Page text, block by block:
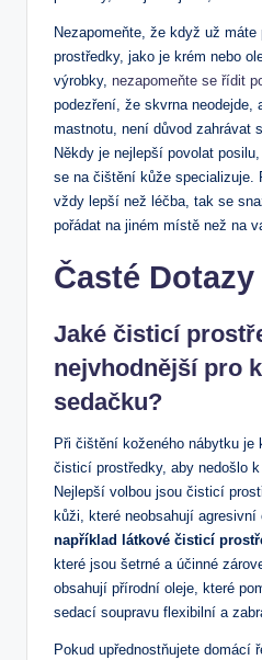
Nezapomeňte, že když už
prostředky, jako je krém nebo
výrobky, nezapomeňte se řídit
podezření, že skvrna neodejde,
mastnotu, není důvod zahrávat
Někdy je nejlepší povolat
se na čištění kůže specializuje.
vždy lepší než léčba, tak se
pořádat na jiném místě než na
Časté Dotazy
Jaké čisticí
nejvhodnější pro
sedačku?
Při čištění koženého nábytku
čisticí prostředky, aby nedošlo
Nejlepší volbou jsou čisticí
kůži, které neobsahují agresivní
například látkové čisticí
které jsou šetrné a účinné
obsahují přírodní oleje, které
sedací soupravu flexibilní a
Pokud upřednostňujete domácí